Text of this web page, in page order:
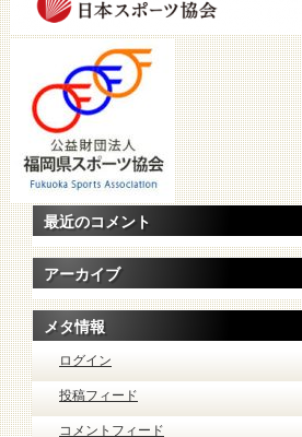
最近のコメント
アーカイブ
メタ情報
ログイン
投稿フィード
コメントフィード